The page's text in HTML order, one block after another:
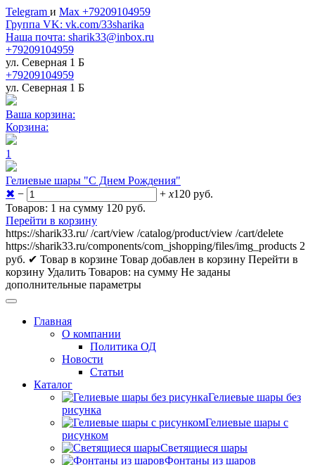
Telegram и Max +79209104959
Группа VK: vk.com/33sharika
Наша почта: sharik33@inbox.ru
+79209104959
ул. Северная 1 Б
+79209104959
ул. Северная 1 Б
Ваша корзина:
Корзина:
1
Гелиевые шары "С Днем Рождения"
✖ − + x120 руб.
Товаров: 1 на сумму 120 руб.
Перейти в корзину
https://sharik33.ru/ /cart/view /catalog/product/view /cart/delete
https://sharik33.ru/components/com_jshopping/files/img_products 2
руб. ✔ Товар в корзине Товар добавлен в корзину Перейти в
корзину Удалить Товаров: на сумму Не заданы
дополнительные параметры
Главная
О компании
Политика ОД
Новости
Статьи
Каталог
Гелиевые шары без
рисунка
Гелиевые шары с
рисунком
Светящиеся шары
Фонтаны из шаров